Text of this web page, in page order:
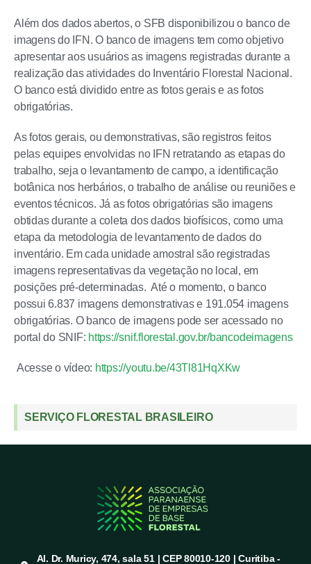
Além dos dados abertos, o SFB disponibilizou o banco de
imagens do IFN. O banco de imagens tem como objetivo
apresentar aos usuários as imagens registradas durante a
realização das atividades do Inventário Florestal Nacional.
O banco está dividido entre as fotos gerais e as fotos
obrigatórias.
As fotos gerais, ou demonstrativas, são registros feitos
pelas equipes envolvidas no IFN retratando as etapas do
trabalho, seja o levantamento de campo, a identificação
botânica nos herbários, o trabalho de análise ou reuniões e
eventos técnicos. Já as fotos obrigatórias são imagens
obtidas durante a coleta dos dados biofísicos, como uma
etapa da metodologia de levantamento de dados do
inventário. Em cada unidade amostral são registradas
imagens representativas da vegetação no local, em
posições pré-determinadas. Até o momento, o banco
possui 6.837 imagens demonstrativas e 191.054 imagens
obrigatórias. O banco de imagens pode ser acessado no
portal do SNIF: https://snif.florestal.gov.br/bancodeimagens
Acesse o vídeo: https://youtu.be/43Tl81HqXKw
SERVIÇO FLORESTAL BRASILEIRO
Al. Dr. Muricy, 474, sala 51 | CEP 80010-120 | Curitiba -